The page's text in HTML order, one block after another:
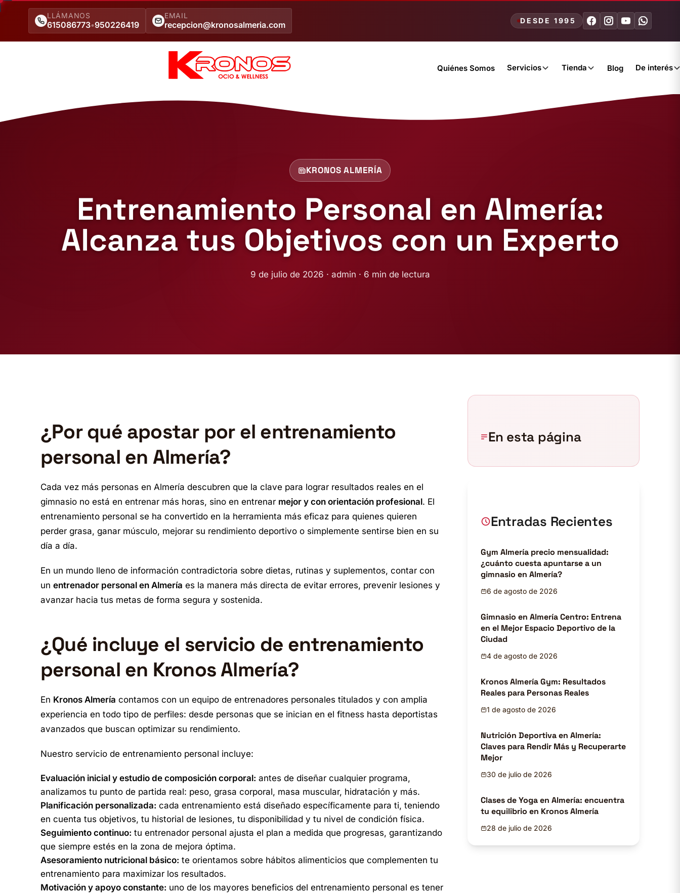
LLÁMANOS
615086773•950226419
EMAIL
recepcion@kronosalmeria.com DESDE 1995
Quiénes Somos Servicios Tienda Blog De interés
KRONOS ALMERÍA
Entrenamiento Personal en Almería:
Alcanza tus Objetivos con un Experto
9 de julio de 2026 · admin · 6 min de lectura
¿Por qué apostar por el entrenamiento
personal en Almería?
Cada vez más personas en Almería descubren que la clave para lograr resultados reales en el
gimnasio no está en entrenar más horas, sino en entrenar mejor y con orientación profesional. El
entrenamiento personal se ha convertido en la herramienta más eficaz para quienes quieren
perder grasa, ganar músculo, mejorar su rendimiento deportivo o simplemente sentirse bien en su
día a día.
En un mundo lleno de información contradictoria sobre dietas, rutinas y suplementos, contar con
un entrenador personal en Almería es la manera más directa de evitar errores, prevenir lesiones y
avanzar hacia tus metas de forma segura y sostenida.
¿Qué incluye el servicio de entrenamiento
personal en Kronos Almería?
En Kronos Almería contamos con un equipo de entrenadores personales titulados y con amplia
experiencia en todo tipo de perfiles: desde personas que se inician en el fitness hasta deportistas
avanzados que buscan optimizar su rendimiento.
Nuestro servicio de entrenamiento personal incluye:
Evaluación inicial y estudio de composición corporal: antes de diseñar cualquier programa,
analizamos tu punto de partida real: peso, grasa corporal, masa muscular, hidratación y más.
Planificación personalizada: cada entrenamiento está diseñado específicamente para ti, teniendo
en cuenta tus objetivos, tu historial de lesiones, tu disponibilidad y tu nivel de condición física.
Seguimiento continuo: tu entrenador personal ajusta el plan a medida que progresas, garantizando
que siempre estés en la zona de mejora óptima.
Asesoramiento nutricional básico: te orientamos sobre hábitos alimenticios que complementen tu
entrenamiento para maximizar los resultados.
Motivación y apoyo constante: uno de los mayores beneficios del entrenamiento personal es tener
En esta página
Entradas Recientes
Gym Almería precio mensualidad:
¿cuánto cuesta apuntarse a un
gimnasio en Almería?
6 de agosto de 2026
Gimnasio en Almería Centro: Entrena
en el Mejor Espacio Deportivo de la
Ciudad
4 de agosto de 2026
Kronos Almería Gym: Resultados
Reales para Personas Reales
1 de agosto de 2026
Nutrición Deportiva en Almería:
Claves para Rendir Más y Recuperarte
Mejor
30 de julio de 2026
Clases de Yoga en Almería: encuentra
tu equilibrio en Kronos Almería
28 de julio de 2026